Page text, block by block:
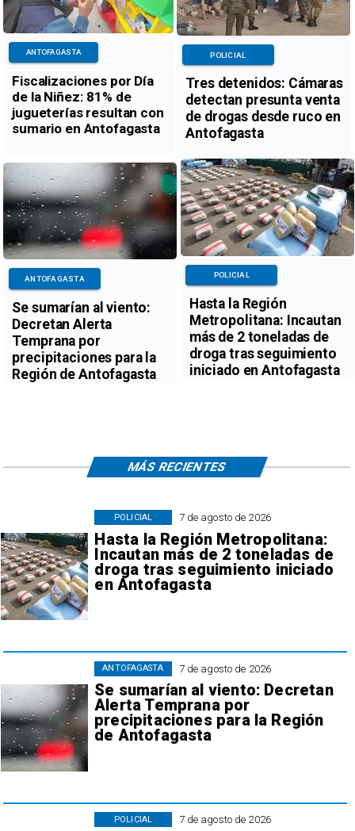
Fiscalizaciones por Día
de la Niñez: 81% de
jugueterías resultan con
sumario en Antofagasta
ANTOFAGASTA
Tres detenidos: Cámaras
detectan presunta venta
de drogas desde ruco en
Antofagasta
POLICIAL
Se sumarían al viento:
Decretan Alerta
Temprana por
precipitaciones para la
Región de Antofagasta
ANTOFAGASTA
Hasta la Región
Metropolitana: Incautan
más de 2 toneladas de
droga tras seguimiento
iniciado en Antofagasta
POLICIAL
7 de agosto de 2026
Hasta la Región Metropolitana:
Incautan más de 2 toneladas de
droga tras seguimiento iniciado
en Antofagasta
POLICIAL
7 de agosto de 2026
Se sumarían al viento: Decretan
Alerta Temprana por
precipitaciones para la Región
de Antofagasta
ANTOFAGASTA
7 de agosto de 2026
POLICIAL
MÁS RECIENTES